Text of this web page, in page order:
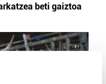
beti gaiztoa